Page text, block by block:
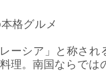
格グルメ
レーシア」と称さ
理。南国ならでは